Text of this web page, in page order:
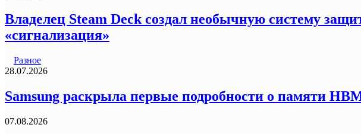
Владелец Steam Deck создал необычную систему
«сигнализация»
Разное
28.07.2026
Samsung раскрыла первые подробности о памяти
07.08.2026